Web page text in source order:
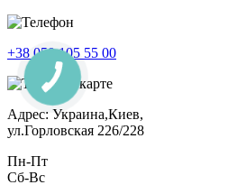
+38 050 105 55 00
Адрес: Украина,Киев,
ул.Горловская 226/228
Пн-Пт
Cб-Вс